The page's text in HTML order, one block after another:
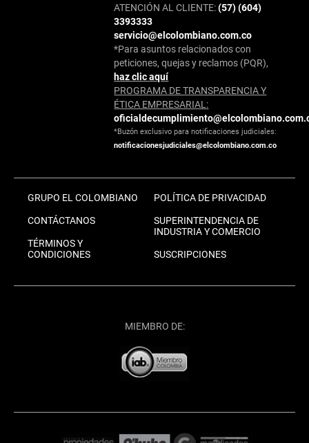
ATENCIÓN AL CLIENTE:(57) (604)
3393333
servicio@elcolombiano.com.co
*Para asuntos relacionados con
peticiones, quejas y reclamos (PQR),
haz clic aquí
PROGRAMA DE TRANSPARENCIA Y
ÉTICA EMPRESARIAL:
*Buzón exclusivo para notificaciones judiciales:
notificacionesjudiciales@elcolombiano.com.co
GRUPO EL COLOMBIANO
CONTÁCTANOS
TÉRMINOS Y
CONDICIONES
POLÍTICA DE PRIVACIDAD
SUPERINTENDENCIA DE
INDUSTRIA Y COMERCIO
SUSCRIPCIONES
MIEMBRO DE: